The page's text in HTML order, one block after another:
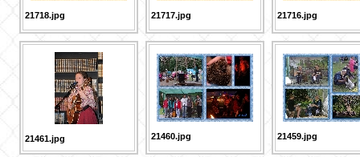
21718.jpg 21717.jpg 21716.jpg
21461.jpg 21460.jpg 21459.jpg